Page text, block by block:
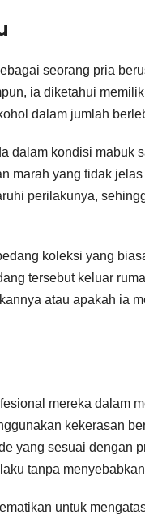
seorang pria
ia diketahui
dalam jumlah
dalam kondisi mabuk
marah yang tidak
perilakunya,
koleksi yang
tersebut keluar
atau apakah ia
mereka dalam
kekerasan
yang sesuai dengan
tanpa
untuk